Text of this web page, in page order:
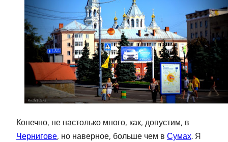
Конечно, не настолько много, как, допустим, в
Чернигове, но наверное, больше чем в Сумах. Я